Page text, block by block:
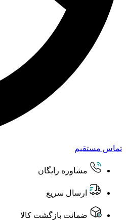
تماس مستقیم
مشاوره رایگان
ارسال سریع
ضمانت بازگشت کالا